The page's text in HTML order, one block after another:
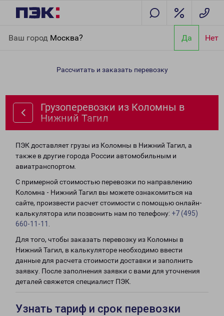
Ваш город Москва? Да Нет
Тагил
Рассчитать и заказать перевозку
Грузоперевозки из Коломны в
Нижний Тагил
ПЭК доставляет грузы из Коломны в Нижний Тагил, а
также в другие города России автомобильным и
авиатранспортом.
С примерной стоимостью перевозки по направлению
Коломна - Нижний Тагил вы можете ознакомиться на
сайте, произвести расчет стоимости с помощью онлайн-
калькулятора или позвонить нам по телефону: +7 (495)
660-11-11
Для того, чтобы заказать перевозку из Коломны в
Нижний Тагил, в калькуляторе необходимо ввести
данные для расчета стоимости доставки и заполнить
заявку. После заполнения заявки с вами для уточнения
деталей свяжется специалист ПЭК.
Узнать тариф и срок перевозки